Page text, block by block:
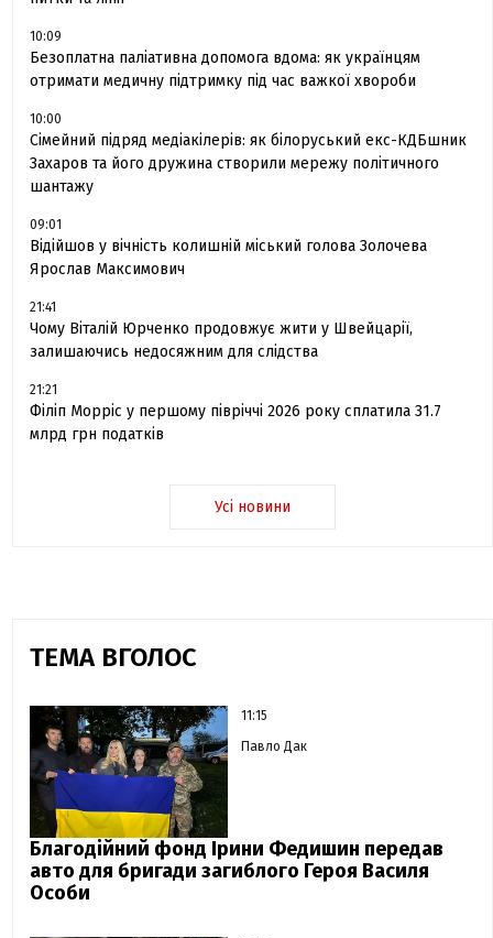
10:09
Безоплатна паліативна допомога вдома: як українцям
отримати медичну підтримку під час важкої хвороби
10:00
Сімейний підряд медіакілерів: як білоруський екс-КДБшник
Захаров та його дружина створили мережу політичного
шантажу
09:01
Відійшов у вічність колишній міський голова Золочева
Ярослав Максимович
21:41
Чому Віталій Юрченко продовжує жити у Швейцарії,
залишаючись недосяжним для слідства
21:21
Філіп Морріс у першому півріччі 2026 року сплатила 31.7
млрд грн податків
Усі новини
ТЕМА ВГОЛОС
11:15
Павло Дак
Благодійний фонд Ірини Федишин передав
авто для бригади загиблого Героя Василя
Особи